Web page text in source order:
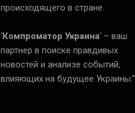
происходящего в стране.
‘Компроматор Украина‘ – ваш
партнер в поиске правдивых
новостей и анализе событий,
влияющих на будущее Украины.”